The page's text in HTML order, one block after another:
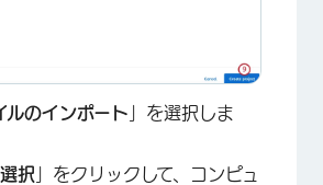
のインポート 」を選択しま
択 」をクリックして、コンピュ